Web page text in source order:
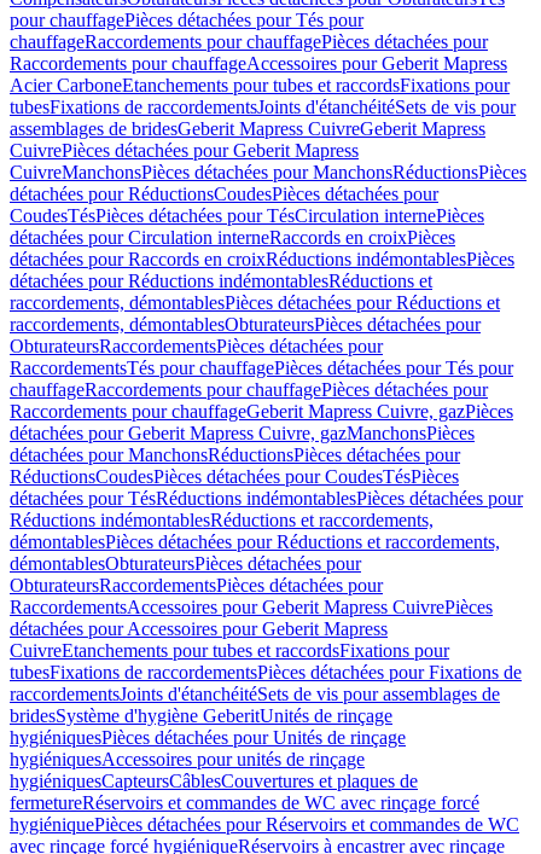
pour chauffagePièces détachées pour Tés pour
chauffageRaccordements pour chauffagePièces détachées pour
Raccordements pour chauffageAccessoires pour Geberit Mapress
Acier CarboneEtanchements pour tubes et raccordsFixations pour
tubesFixations de raccordementsJoints d'étanchéitéSets de vis pour
assemblages de bridesGeberit Mapress CuivreGeberit Mapress
CuivrePièces détachées pour Geberit Mapress
CuivreManchonsPièces détachées pour ManchonsRéductionsPièces
détachées pour RéductionsCoudesPièces détachées pour
CoudesTésPièces détachées pour TésCirculation internePièces
détachées pour Circulation interneRaccords en croixPièces
détachées pour Raccords en croixRéductions indémontablesPièces
détachées pour Réductions indémontablesRéductions et
raccordements, démontablesPièces détachées pour Réductions et
raccordements, démontablesObturateursPièces détachées pour
ObturateursRaccordementsPièces détachées pour
RaccordementsTés pour chauffagePièces détachées pour Tés pour
chauffageRaccordements pour chauffagePièces détachées pour
Raccordements pour chauffageGeberit Mapress Cuivre, gazPièces
détachées pour Geberit Mapress Cuivre, gazManchonsPièces
détachées pour ManchonsRéductionsPièces détachées pour
RéductionsCoudesPièces détachées pour CoudesTésPièces
détachées pour TésRéductions indémontablesPièces détachées pour
Réductions indémontablesRéductions et raccordements,
démontablesPièces détachées pour Réductions et raccordements,
démontablesObturateursPièces détachées pour
ObturateursRaccordementsPièces détachées pour
RaccordementsAccessoires pour Geberit Mapress CuivrePièces
détachées pour Accessoires pour Geberit Mapress
CuivreEtanchements pour tubes et raccordsFixations pour
tubesFixations de raccordementsPièces détachées pour Fixations de
raccordementsJoints d'étanchéitéSets de vis pour assemblages de
bridesSystème d'hygiène GeberitUnités de rinçage
hygiéniquesPièces détachées pour Unités de rinçage
hygiéniquesAccessoires pour unités de rinçage
hygiéniquesCapteursCâblesCouvertures et plaques de
fermetureRéservoirs et commandes de WC avec rinçage forcé
hygiéniquePièces détachées pour Réservoirs et commandes de WC
avec rinçage forcé hygiéniqueRéservoirs à encastrer avec rinçage